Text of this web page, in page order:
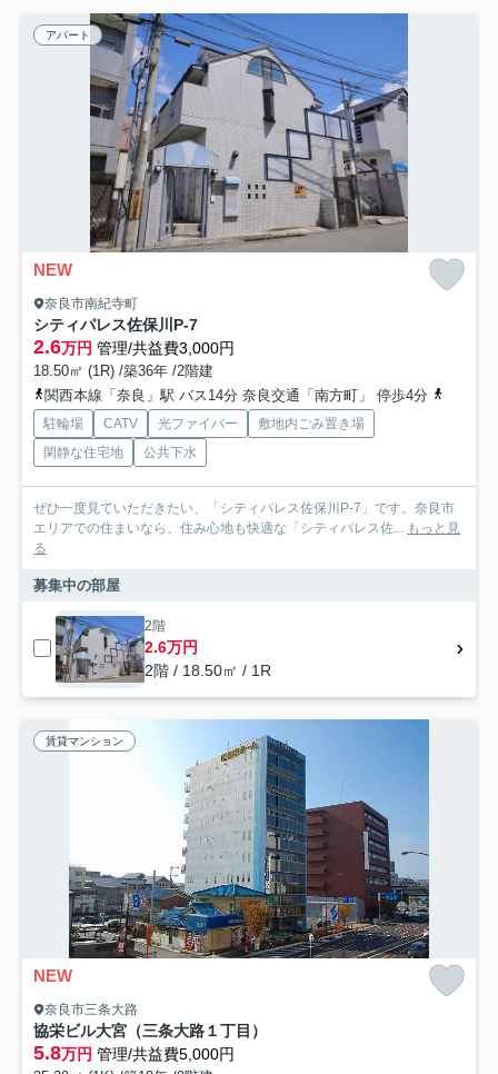
アパート
NEW
奈良市南紀寺町
シティパレス佐保川P-7
2.6万円 管理/共益費3,000円
18.50㎡ (1R) /築36年 /2階建
関西本線「奈良」駅 バス14分 奈良交通「南方町」 停歩4分
駐輪場 CATV 光ファイバー
敷地内ごみ置き場
閑静な住宅地
公共下水
ぜひ一度見ていただきたい、「シティパレス佐保川P-7」です。奈良市
エリアでの住まいなら、住み心地も快適な「シティパレス佐... もっと見
る
募集中の部屋
2階
2.6万円
2階 / 18.50㎡ / 1R
賃貸マンション
NEW
奈良市三条大路
協栄ビル大宮（三条大路１丁目）
5.8万円 管理/共益費5,000円